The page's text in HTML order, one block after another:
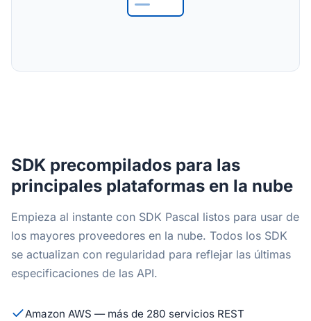
SDK precompilados para las
principales plataformas en la nube
Empieza al instante con SDK Pascal listos para usar de
los mayores proveedores en la nube. Todos los SDK
se actualizan con regularidad para reflejar las últimas
especificaciones de las API.
Amazon AWS — más de 280 servicios REST